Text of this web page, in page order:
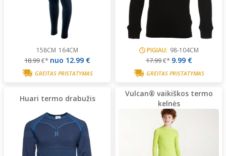
158CM 164CM
18.99€* nuo 12.99 €
GREITAS PRISTATYMAS
PIGIAU: 98-104CM
17.99€* 9.99 €
GREITAS PRISTATYMAS
Huari termo drabužis
Vulcan® vaikiškos termo
kelnės